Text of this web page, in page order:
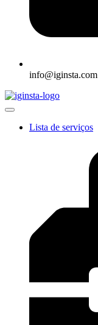
info@iginsta.com
Lista de serviços